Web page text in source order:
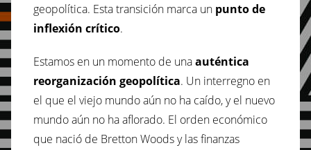
geopolítica. Esta transición marca un punto de
inflexión crítico.
Estamos en un momento de unaauténtica
reorganización geopolítica. Un interregno en
el que el viejo mundo aún no ha caído, y el nuevo
mundo aún no ha aflorado. El orden económico
que nació de Bretton Woods y las finanzas